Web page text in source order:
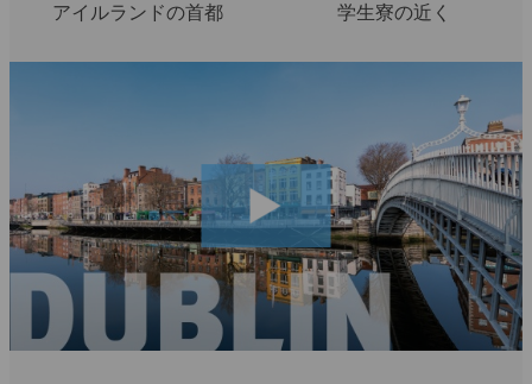
アイルランドの首都 学生寮の近く